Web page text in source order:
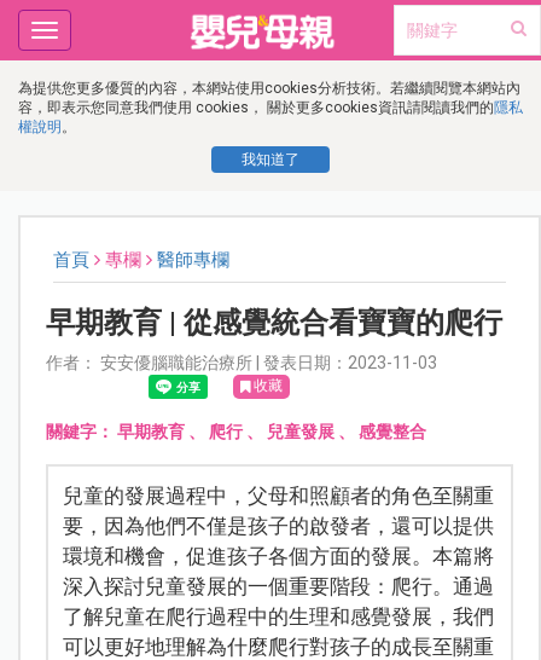
為提供您更多優質的內容，本網站使用cookies分析技術。若繼續閱覽本網站內
容，即表示您同意我們使用 cookies， 關於更多cookies資訊請閱讀我們的隱私
權說明 。
我知道了
Toggle
navigation
首頁 專欄 醫師專欄
早期教育 | 從感覺統合看寶寶的爬行
作者： 安安優腦職能治療所 | 發表日期：2023-11-03
收藏
關鍵字： 早期教育、 爬行、 兒童發展、 感覺整合
兒童的發展過程中，父母和照顧者的角色至關重
要，因為他們不僅是孩子的啟發者，還可以提供
環境和機會，促進孩子各個方面的發展。本篇將
深入探討兒童發展的一個重要階段：爬行。通過
了解兒童在爬行過程中的生理和感覺發展，我們
可以更好地理解為什麼爬行對孩子的成長至關重